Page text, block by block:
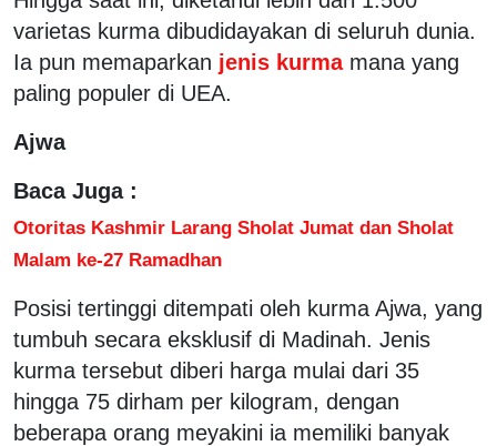
varietas kurma dibudidayakan di seluruh dunia.
Ia pun memaparkan jenis kurma mana yang
paling populer di UEA.
Ajwa
Baca Juga :
Otoritas Kashmir Larang Sholat Jumat dan Sholat
Malam ke-27 Ramadhan
Posisi tertinggi ditempati oleh kurma Ajwa, yang
tumbuh secara eksklusif di Madinah. Jenis
kurma tersebut diberi harga mulai dari 35
hingga 75 dirham per kilogram, dengan
beberapa orang meyakini ia memiliki banyak